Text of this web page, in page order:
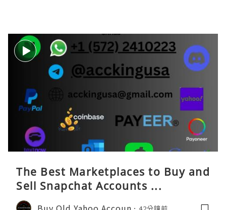
The Best Marketplaces to Buy and
Sell Snapchat Accounts ...